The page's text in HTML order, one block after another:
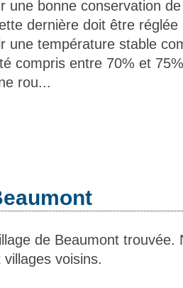
une bonne conservation
dernière doit être réglée
une température stable
compris entre 70% et
rou...
de Beaumont trouvée.
voisins.